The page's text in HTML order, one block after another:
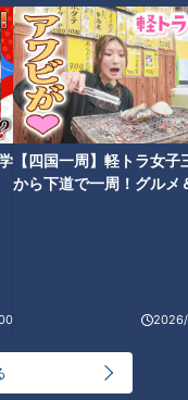
【四国一周】軽トラ女子
から下道で一周！グルメ
ルの意外な原因と対策